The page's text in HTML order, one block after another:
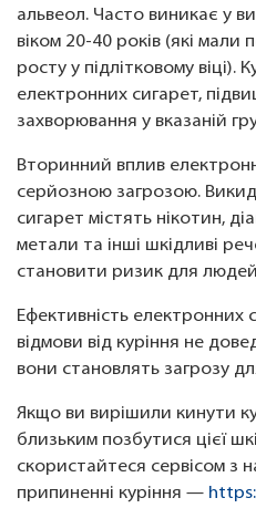
альвеол. Часто виникає у
віком 20-40 років (які мали
росту у підлітковому віці).
електронних сигарет,
захворювання у вказаній
Вторинний вплив
серйозною загрозою.
сигарет містять нікотин,
метали та інші шкідливі
становити ризик для
Ефективність електронних
відмови від куріння не
вони становлять загрозу
Якщо ви вирішили кинути
близьким позбутися цієї
скористайтеся сервісом з
припиненні куріння —